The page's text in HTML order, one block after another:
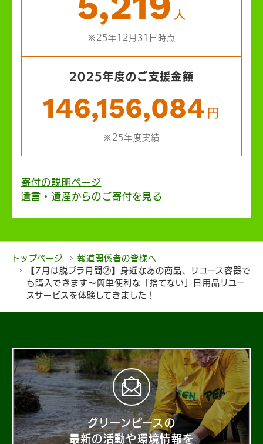
人
※25年12月31日時点
2025年度のご支援金額
146,156,084 円
※25年度実績
寄付の説明ページ
遺言・遺産からのご寄付を見る
トップページ
報道関係者の皆様へ
【7月は脱プラ月間②】身近なあの商品、リユース容器で
も購入できます〜簡単便利な「捨てない」日用品リユー
スサービスを体験してきました！
グリーンピースの
最新の活動や環境情報を